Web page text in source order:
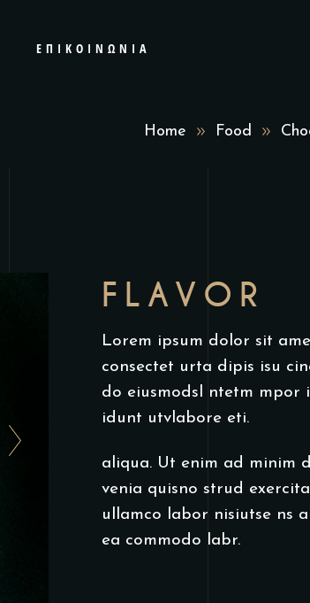
ΕΠΙΚΟΙΝΩΝΊΑ
Home Food
FLAVOR
Lorem ipsum dolor sit
consectet urta dipis isu
do eiusmodsl ntetm mpor
idunt utvlabore eti.
aliqua. Ut enim ad minim
venia quisno strud
ullamco labor nisiutse ns
ea commodo labr.